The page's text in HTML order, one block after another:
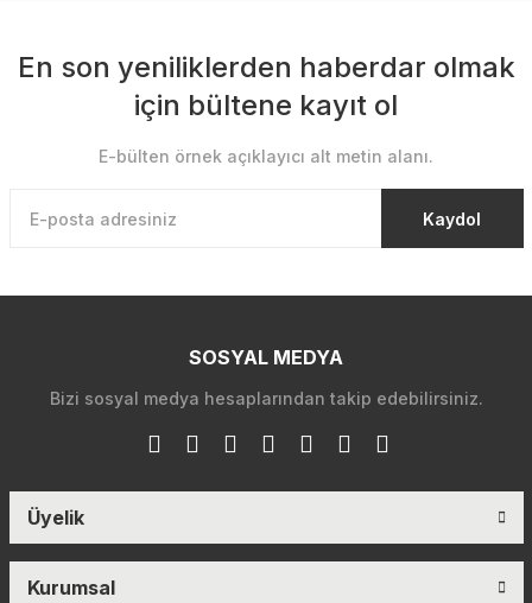
En son yeniliklerden haberdar olmak
için bültene kayıt ol
E-bülten örnek açıklayıcı alt metin alanı.
Kaydol
SOSYAL MEDYA
Bizi sosyal medya hesaplarından takip edebilirsiniz.
Üyelik
Kurumsal